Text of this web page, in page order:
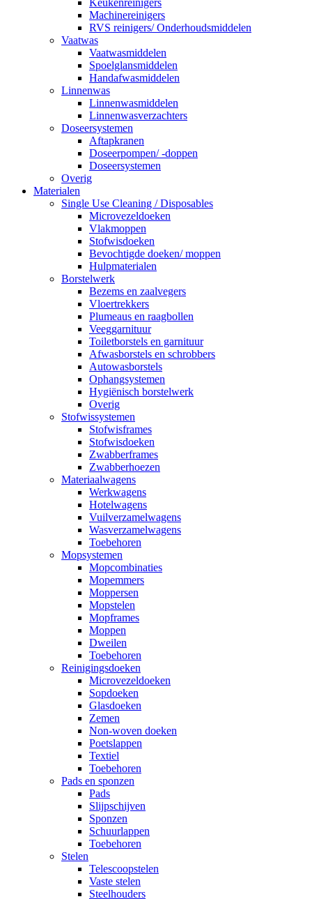
Machinereinigers
RVS reinigers/ Onderhoudsmiddelen
Vaatwas
Vaatwasmiddelen
Spoelglansmiddelen
Handafwasmiddelen
Linnenwas
Linnenwasmiddelen
Linnenwasverzachters
Doseersystemen
Aftapkranen
Doseerpompen/ -doppen
Doseersystemen
Overig
Materialen
Single Use Cleaning / Disposables
Microvezeldoeken
Vlakmoppen
Stofwisdoeken
Bevochtigde doeken/ moppen
Hulpmaterialen
Borstelwerk
Bezems en zaalvegers
Vloertrekkers
Plumeaus en raagbollen
Veeggarnituur
Toiletborstels en garnituur
Afwasborstels en schrobbers
Autowasborstels
Ophangsystemen
Hygiënisch borstelwerk
Overig
Stofwissystemen
Stofwisframes
Stofwisdoeken
Zwabberframes
Zwabberhoezen
Materiaalwagens
Werkwagens
Hotelwagens
Vuilverzamelwagens
Wasverzamelwagens
Toebehoren
Mopsystemen
Mopcombinaties
Mopemmers
Moppersen
Mopstelen
Mopframes
Moppen
Dweilen
Toebehoren
Reinigingsdoeken
Microvezeldoeken
Sopdoeken
Glasdoeken
Zemen
Non-woven doeken
Poetslappen
Textiel
Toebehoren
Pads en sponzen
Pads
Slijpschijven
Sponzen
Schuurlappen
Toebehoren
Stelen
Telescoopstelen
Vaste stelen
Steelhouders